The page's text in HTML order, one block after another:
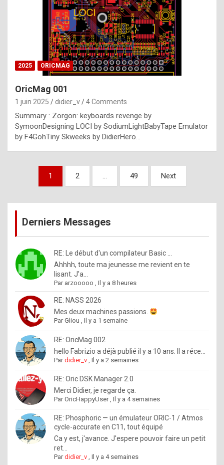
t
p
h
o
n
y
l
e
x
a
%
m
a
d
b
y
o
l
e
x
.
I
f
y
2025 ORICMAG
OricMag 001
1 juin 2025 didier_v 4 Comments
Summary : Zorgon: keyboards revenge by
SymoonDesigning LOCI by SodiumLightBabyTape Emulator
by F4GohTiny Skweeks by DidierHero…
Pagination
publications
1 2 … 49 Next
Derniers Messages
RE: Le début d'un compilateur Basic ...
Ahhhh, toute ma jeunesse me revient en te
lisant. J'a...
Par arzooooo ,Il y a 8 heures
RE: NASS 2026
Mes deux machines passions.
ParGliou ,Il y a 1 semaine
RE: OricMag 002
hello Fabrizio a déjà publié il y a 10 ans. Il a réce...
Pardidier_v ,Il y a 2 semaines
RE: Oric DSK Manager 2.0
Merci Didier, je regarde ça.
ParOricHappyUser,Il y a 4 semaines
RE: Phosphoric — un émulateur ORIC-1 / Atmos
cycle-accurate en C11, tout équipé
Ca y est, j'avance. J'espere pouvoir faire un petit
ret...
Pardidier_v ,Il y a 4 semaines